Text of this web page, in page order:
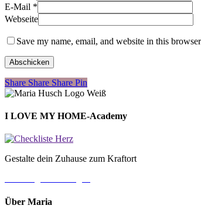
E-Mail *
Webseite
Save my name, email, and website in this
Share
Share Share Share Pin
I LOVE MY HOME-Academy
Gestalte dein Zuhause zum Kraftort
Über Maria